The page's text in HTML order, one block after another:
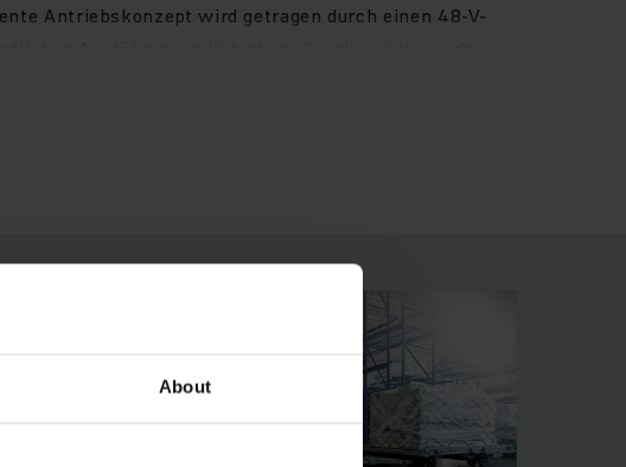
About
Antriebskonzept wird getragen durch einen 48-V-
Fahrers ebenso wie das Fahrzeug. Der großzügige
wie Lenkrad, Fahrtrichtungsschalter und